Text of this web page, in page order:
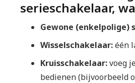
serieschakelaar,
Gewone (enkelpolige)
Wisselschakelaar:één
Kruisschakelaar:voeg
bedienen (bijvoorbeeld